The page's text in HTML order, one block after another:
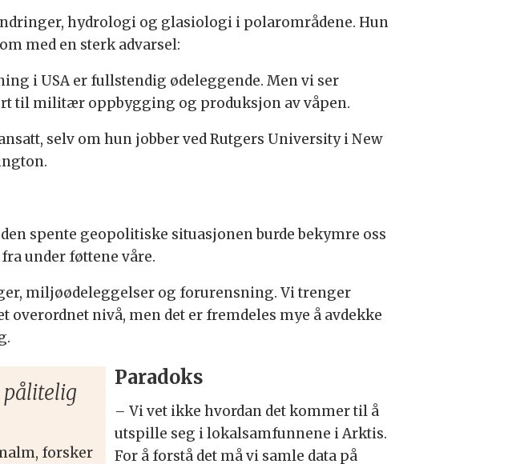
hydrologi og glasiologi i polarområdene. Hun
med en sterk advarsel:
i USA er fullstendig ødeleggende. Men vi ser
til militær oppbygging og produksjon av våpen.
selv om hun jobber ved Rutgers University i New
spente geopolitiske situasjonen burde bekymre oss
under føttene våre.
miljøødeleggelser og forurensning. Vi trenger
nivå, men det er fremdeles mye å avdekke
pålitelig
forsker
Paradoks
– Vi vet ikke hvordan det kommer til å
utspille seg i lokalsamfunnene i Arktis.
For å forstå det må vi samle data på